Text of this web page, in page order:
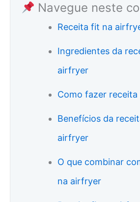
Navegue neste
Receita fit na
Ingredientes da
airfryer
Como fazer
Benefícios da
airfryer
O que combinar
na airfryer